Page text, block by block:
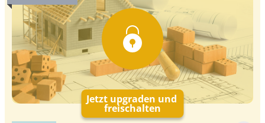
Jetzt upgraden und
freischalten